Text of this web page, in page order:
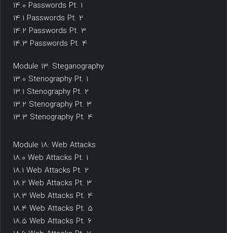
14.0 Passwords Pt. 1
14.1 Passwords Pt. 2
14.2 Passwords Pt. 3
14.3 Passwords Pt. 4
Module 13: Steganography
13.0 Stenography Pt. 1
13.1 Stenography Pt. 2
13.2 Stenography Pt. 3
13.3 Stenography Pt. 4
Module 18: Web Attacks
18.0 Web Attacks Pt. 1
18.1 Web Attacks Pt. 2
18.2 Web Attacks Pt. 3
18.3 Web Attacks Pt. 4
18.4 Web Attacks Pt. 5
18.5 Web Attacks Pt. 6